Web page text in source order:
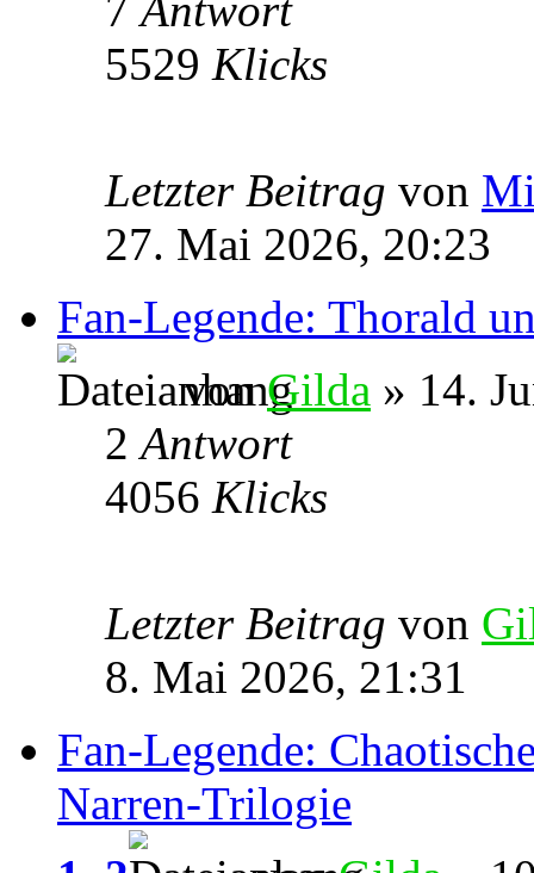
5529 Klicks
Letzter Beitrag von
27. Mai 2026, 20:23
Fan-Legende: Thorald
vonGilda » 14.
2Antwort
4056 Klicks
Letzter Beitrag von
8. Mai 2026, 21:31
Fan-Legende:
Narren-Trilogie